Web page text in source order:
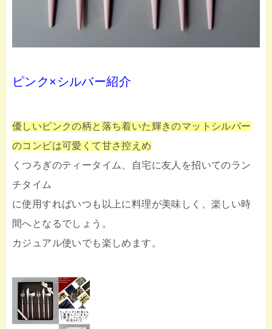
ピンク×シルバー紹介
優しいピンクの柄と落ち着いた輝きのマットシルバー
のコンビは可愛くて甘さ控えめ
くつろぎのティータイム、自宅に友人を招いてのラン
チタイム
に使用すればいつも以上に料理が美味しく、楽しい時
間へとなるでしょう。
カジュアル使いでも楽しめます。